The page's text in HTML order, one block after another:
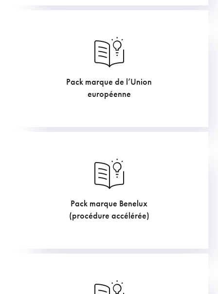
Pack marque de l’Union
européenne
919.6€
Pack marque Benelux
(procédure accélérée)
726€